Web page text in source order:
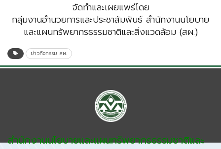
จัดทำและเผยแพร่โดย
กลุ่มงานอำนวยการและประชาสัมพันธ์ สำนักงานนโยบาย
และแผนทรัพยากรธรรมชาติและสิ่งแวดล้อม (สผ.)
ข่าวกิจกรรม สผ.
สำนักงานนโยบายและแผนทรัพยากรธรรมชาติและ